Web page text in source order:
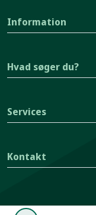
Information
Hvad søger du?
Services
Kontakt